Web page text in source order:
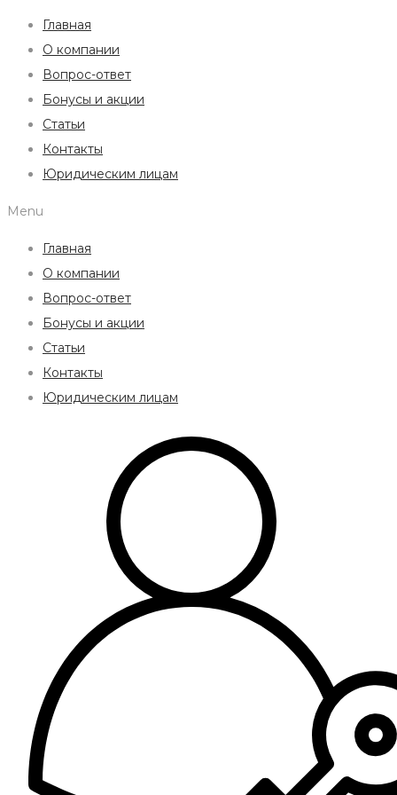
Главная
О компании
Вопрос-ответ
Бонусы и акции
Статьи
Контакты
Юридическим лицам
Menu
Главная
О компании
Вопрос-ответ
Бонусы и акции
Статьи
Контакты
Юридическим лицам